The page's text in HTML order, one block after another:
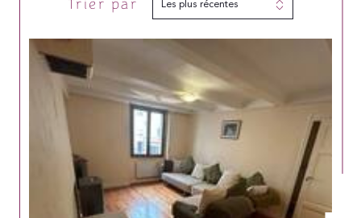
Trier par Les plus récentes